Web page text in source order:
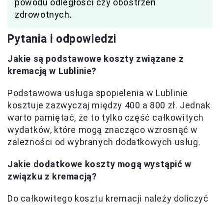
powodu odległości czy obostrzeń
zdrowotnych.
Pytania i odpowiedzi
Jakie są podstawowe koszty związane z
kremacją w Lublinie?
Podstawowa usługa spopielenia w Lublinie
kosztuje zazwyczaj między 400 a 800 zł. Jednak
warto pamiętać, że to tylko część całkowitych
wydatków, które mogą znacząco wzrosnąć w
zależności od wybranych dodatkowych usług.
Jakie dodatkowe koszty mogą wystąpić w
związku z kremacją?
Do całkowitego kosztu kremacji należy doliczyć